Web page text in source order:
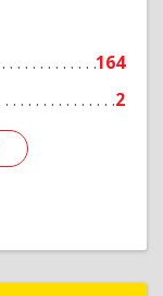
164
2
Подробнее